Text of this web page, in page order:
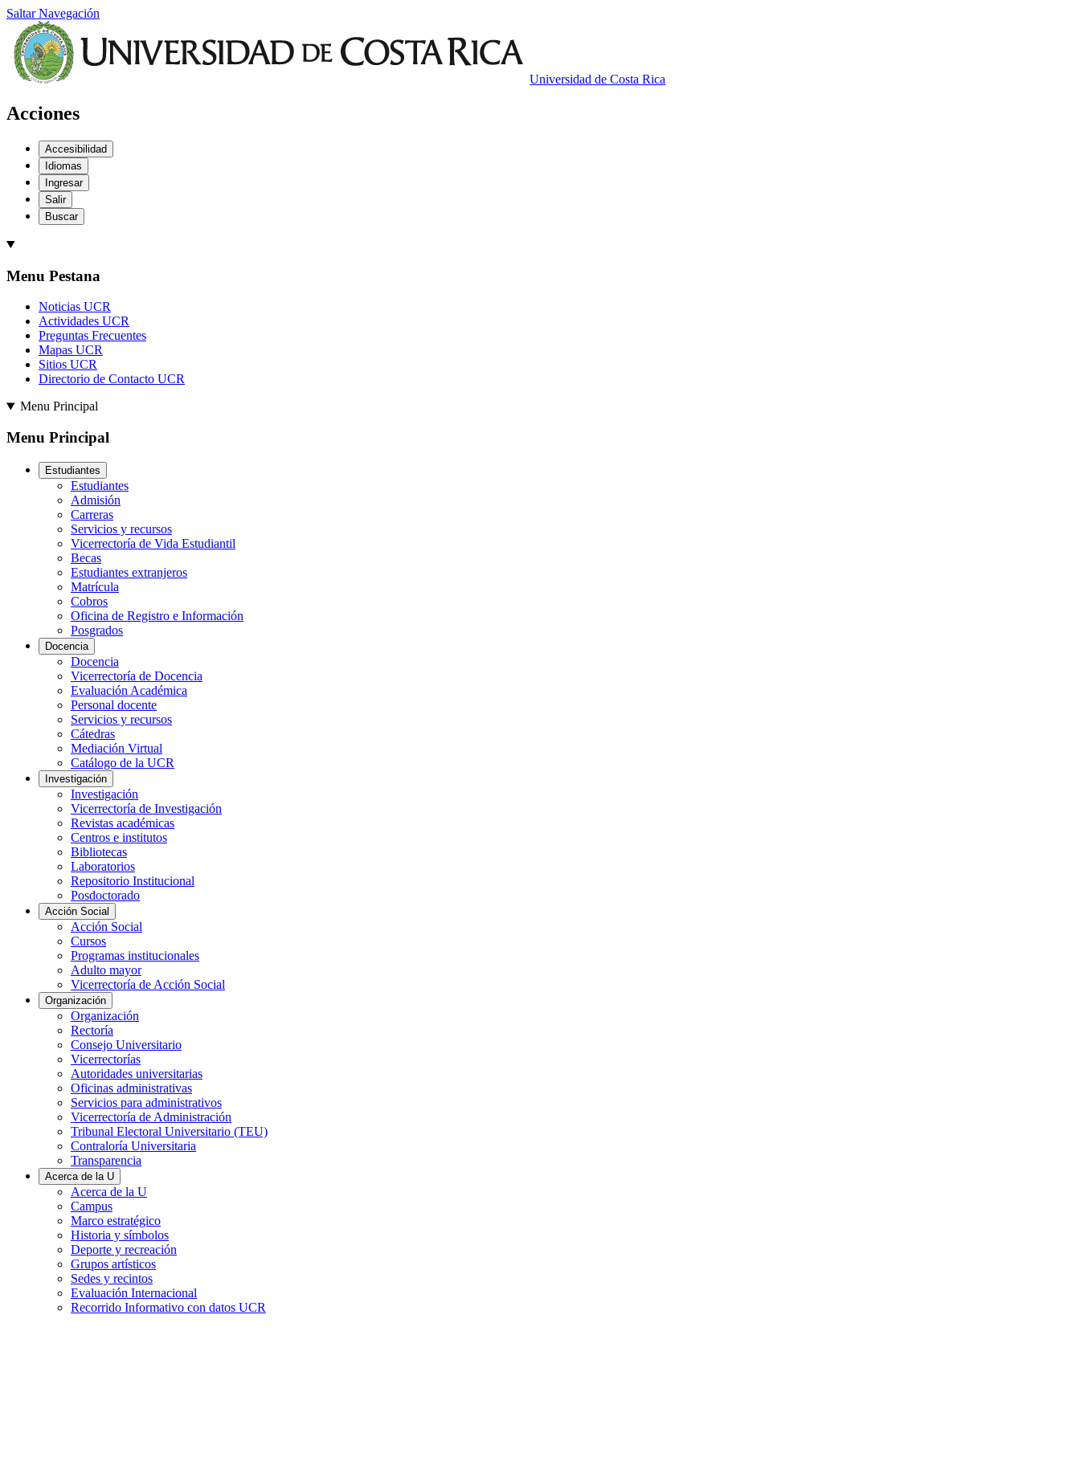
Saltar Navegación
Universidad de Costa Rica
Acciones
Accesibilidad
Idiomas
Ingresar
Salir
Buscar
Menu Pestana
Noticias UCR
Actividades UCR
Preguntas Frecuentes
Mapas UCR
Sitios UCR
Directorio de Contacto UCR
Menu Principal
Menu Principal
Estudiantes
Estudiantes
Admisión
Carreras
Servicios y recursos
Vicerrectoría de Vida Estudiantil
Becas
Estudiantes extranjeros
Matrícula
Cobros
Oficina de Registro e Información
Posgrados
Docencia
Docencia
Vicerrectoría de Docencia
Evaluación Académica
Personal docente
Servicios y recursos
Cátedras
Mediación Virtual
Catálogo de la UCR
Investigación
Investigación
Vicerrectoría de Investigación
Revistas académicas
Centros e institutos
Bibliotecas
Laboratorios
Repositorio Institucional
Posdoctorado
Acción Social
Acción Social
Cursos
Programas institucionales
Adulto mayor
Vicerrectoría de Acción Social
Organización
Organización
Rectoría
Consejo Universitario
Vicerrectorías
Autoridades universitarias
Oficinas administrativas
Servicios para administrativos
Vicerrectoría de Administración
Tribunal Electoral Universitario (TEU)
Contraloría Universitaria
Transparencia
Acerca de la U
Acerca de la U
Campus
Marco estratégico
Historia y símbolos
Deporte y recreación
Grupos artísticos
Sedes y recintos
Evaluación Internacional
Recorrido Informativo con datos UCR